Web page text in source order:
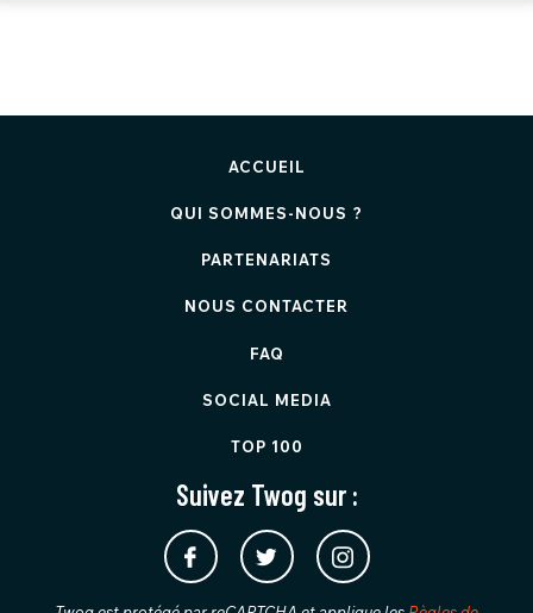
ACCUEIL
QUI SOMMES-NOUS ?
PARTENARIATS
NOUS CONTACTER
FAQ
SOCIAL MEDIA
TOP 100
Suivez Twog sur :